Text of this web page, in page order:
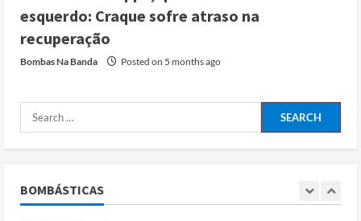
esquerdo: Craque sofre atraso na
recuperação
Bombas Na Banda Posted on 5 months ago
BOMBÁSTICAS
Irão reabre Estreito de Ormuz
e Líbano
1